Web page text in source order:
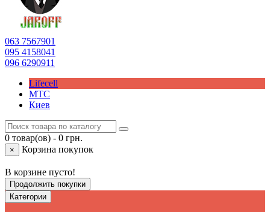
063 7567901
095 4158041
096 6290911
Lifecell
МТС
Киев
0 товар(ов) - 0 грн.
× Корзина покупок
В корзине пусто!
Продолжить покупки
Категории